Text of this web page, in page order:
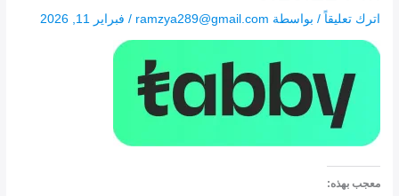
اترك تعليقاً / بواسطة ramzya289@gmail.com
/ فبراير 11, 2026
معجب بهذه: